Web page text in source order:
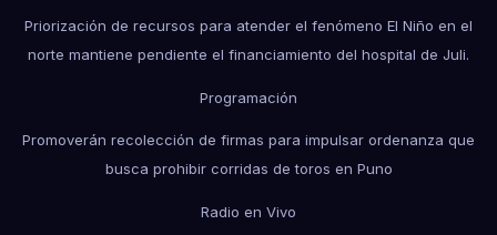
Priorización de recursos para atender el fenómeno El Niño en el
norte mantiene pendiente el financiamiento del hospital de Juli.
Programación
Promoverán recolección de firmas para impulsar ordenanza que
busca prohibir corridas de toros en Puno
Radio en Vivo